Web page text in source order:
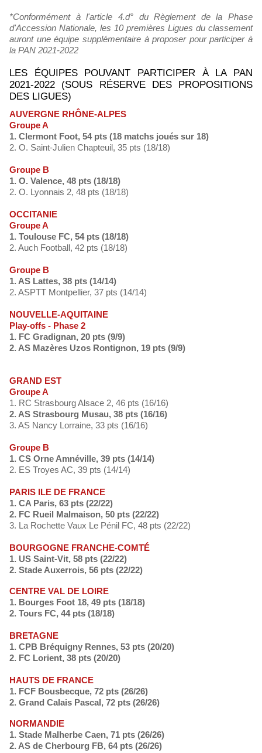
*Conformément à l'article 4.d° du Règlement de la Phase
d'Accession Nationale, les 10 premières Ligues du classement
auront une équipe supplémentaire à proposer pour participer à
la PAN 2021-2022
LES ÉQUIPES POUVANT PARTICIPER À LA PAN
2021-2022 (SOUS RÉSERVE DES PROPOSITIONS
DES LIGUES)
AUVERGNE RHÔNE-ALPES
Groupe A
1. Clermont Foot, 54 pts (18 matchs joués sur 18)
2. O. Saint-Julien Chapteuil, 35 pts (18/18)
Groupe B
1. O. Valence, 48 pts (18/18)
2. O. Lyonnais 2, 48 pts (18/18)
OCCITANIE
Groupe A
1. Toulouse FC, 54 pts (18/18)
2. Auch Football, 42 pts (18/18)
Groupe B
1. AS Lattes, 38 pts (14/14)
2. ASPTT Montpellier, 37 pts (14/14)
NOUVELLE-AQUITAINE
Play-offs - Phase 2
1. FC Gradignan, 20 pts (9/9)
2. AS Mazères Uzos Rontignon, 19 pts (9/9)
GRAND EST
Groupe A
1. RC Strasbourg Alsace 2, 46 pts (16/16)
2. AS Strasbourg Musau, 38 pts (16/16)
3. AS Nancy Lorraine, 33 pts (16/16)
Groupe B
1. CS Orne Amnéville, 39 pts (14/14)
2. ES Troyes AC, 39 pts (14/14)
PARIS ILE DE FRANCE
1. CA Paris, 63 pts (22/22)
2. FC Rueil Malmaison, 50 pts (22/22)
3. La Rochette Vaux Le Pénil FC, 48 pts (22/22)
BOURGOGNE FRANCHE-COMTÉ
1. US Saint-Vit, 58 pts (22/22)
2. Stade Auxerrois, 56 pts (22/22)
CENTRE VAL DE LOIRE
1. Bourges Foot 18, 49 pts (18/18)
2. Tours FC, 44 pts (18/18)
BRETAGNE
1. CPB Bréquigny Rennes, 53 pts (20/20)
2. FC Lorient, 38 pts (20/20)
HAUTS DE FRANCE
1. FCF Bousbecque, 72 pts (26/26)
2. Grand Calais Pascal, 72 pts (26/26)
NORMANDIE
1. Stade Malherbe Caen, 71 pts (26/26)
2. AS de Cherbourg FB, 64 pts (26/26)